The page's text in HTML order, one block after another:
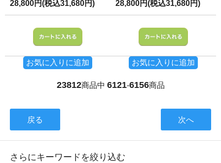
28,800円(税込31,680円)
お気に入りに追加
28,800円(税込31,680円)
お気に入りに追加
23812商品中 6121-6156商品
戻る 次へ
さらにキーワードを絞り込む